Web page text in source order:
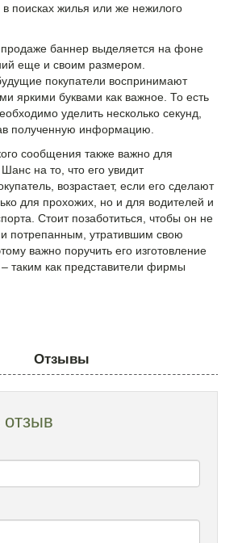
в поисках жилья или же нежилого
баннер выделяется на фоне
еще и своим размером.
покупатели воспринимают
яркими буквами как важное. То есть
уделить несколько секунд,
полученную информацию.
сообщения также важно для
на то, что его увидит
возрастает, если его сделают
для прохожих, но и для водителей и
Стоит позаботиться, чтобы он не
потрепанным, утратившим свою
важно поручить его изготовление
таким как представители фирмы
Отзывы
отзыв